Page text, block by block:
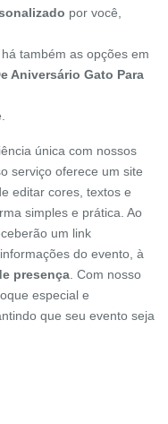
por você,
também as opções em
Aniversário Gato Para
única com nossos
serviço oferece um site
editar cores, textos e
simples e prática. Ao
um link
do evento, à
presença . Com nosso
especial e
que seu evento seja